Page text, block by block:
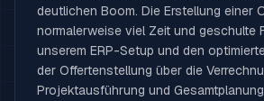
deutlichen Boom. Die Erstellung einer
normalerweise viel Zeit und geschulte
unserem ERP-Setup und den
der Offertenstellung über die
Projektausführung und